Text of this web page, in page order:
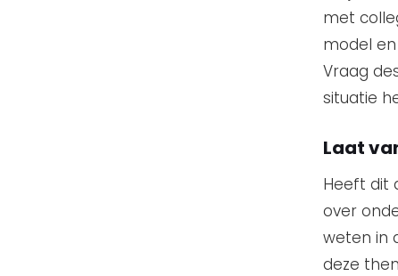
met
model
Vraag
situatie
Laat
Heeft dit
over
weten in
deze